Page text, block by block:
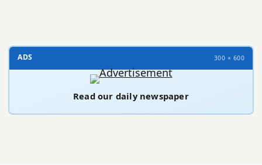
ADS 300 × 600
Read our daily newspaper